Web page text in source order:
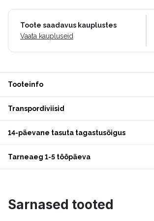
Toote saadavus kauplustes
Vaata kaupluseid
Tooteinfo
Transpordiviisid
14-päevane tasuta tagastusõigus
Tarneaeg 1-5 tööpäeva
Sarnased tooted